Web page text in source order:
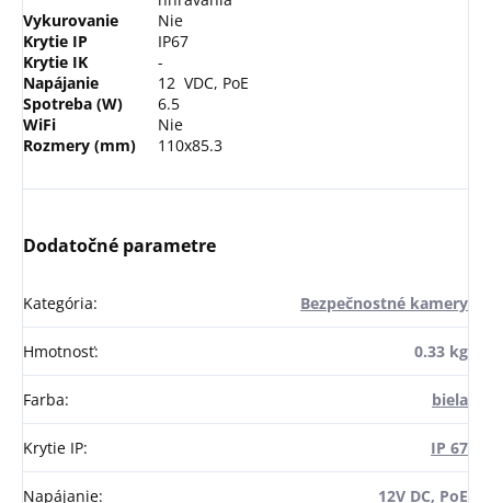
Vykurovanie
Nie
Krytie IP
IP67
Krytie IK
-
Napájanie
12 VDC, PoE
Spotreba (W)
6.5
WiFi
Nie
Rozmery (mm)
110x85.3
Dodatočné parametre
Kategória: Bezpečnostné kamery
Hmotnosť: 0.33 kg
Farba: biela
Krytie IP: IP 67
Napájanie: 12V DC, PoE